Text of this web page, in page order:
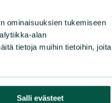
ominaisuuksien tukemiseen
alan
tietoja muihin tietoihin, joita
Salli evästeet